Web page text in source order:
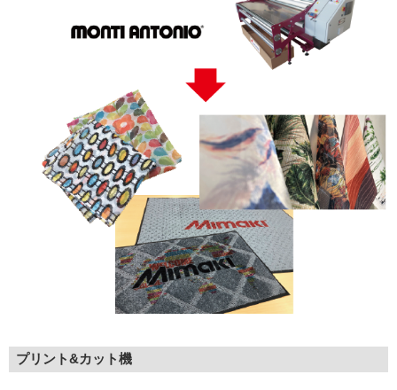
プリント&カット機